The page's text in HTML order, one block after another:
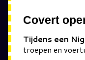
Covert
Tijdens een
troepen en